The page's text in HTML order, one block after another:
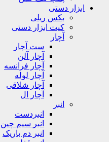
ابزار دستی
بکس ریلی
کیت ابزار دستی
آچار
ست آچار
آچار آلن
آچار فرانسه
آچار لوله
آچار شلاقی
آچار ال
انبر
انبردست
انبر سیم چین
انبر دم باریک